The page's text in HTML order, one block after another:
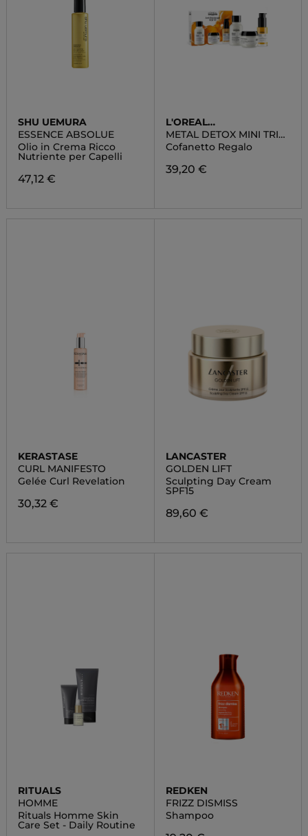
SHU UEMURA
ESSENCE ABSOLUE
Olio in Crema Ricco
Nutriente per Capelli
47,12 €
L'OREAL
PROFESSIONNEL
METAL DETOX MINI TRIO
KIT
Cofanetto Regalo
39,20 €
KERASTASE
CURL MANIFESTO
Gelée Curl Revelation
30,32 €
LANCASTER
GOLDEN LIFT
Sculpting Day Cream
SPF15
89,60 €
RITUALS
HOMME
Rituals Homme Skin
Care Set - Daily Routine
REDKEN
FRIZZ DISMISS
Shampoo